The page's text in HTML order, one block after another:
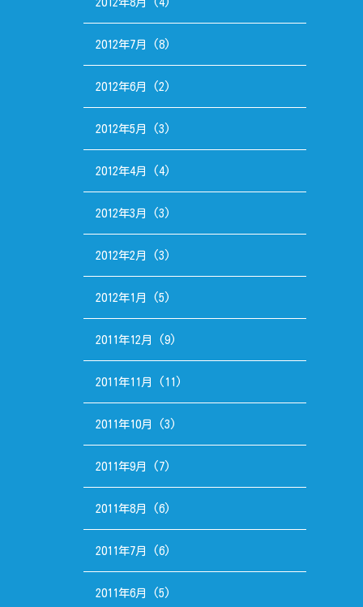
2012年7月 (8)
2012年6月 (2)
2012年5月 (3)
2012年4月 (4)
2012年3月 (3)
2012年2月 (3)
2012年1月 (5)
2011年12月 (9)
2011年11月 (11)
2011年10月 (3)
2011年9月 (7)
2011年8月 (6)
2011年7月 (6)
2011年6月 (5)